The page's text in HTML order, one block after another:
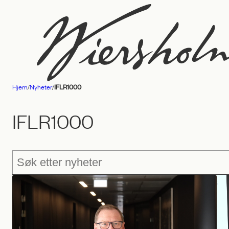
Advokatfirmaet
Wiersholm
Hjem/Nyheter/IFLR1000
IFLR1000
Søk